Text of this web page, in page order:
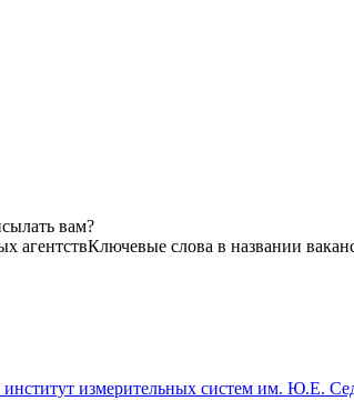
вам?
агентствКлючевые слова в названии
измерительных систем им. Ю.Е.